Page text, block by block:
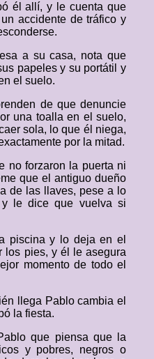
él allí, y le cuenta que
accidente de tráfico y
a su casa, nota que
papeles y su portátil y
el suelo.
de que denuncie
una toalla en el suelo,
sola, lo que él niega,
por la mitad.
no forzaron la puerta ni
que el antiguo dueño
de las llaves, pese a lo
le dice que vuelva si
piscina y lo deja en el
los pies, y él le asegura
momento de todo el
llega Pablo cambia el
la fiesta.
que piensa que la
y pobres, negros o